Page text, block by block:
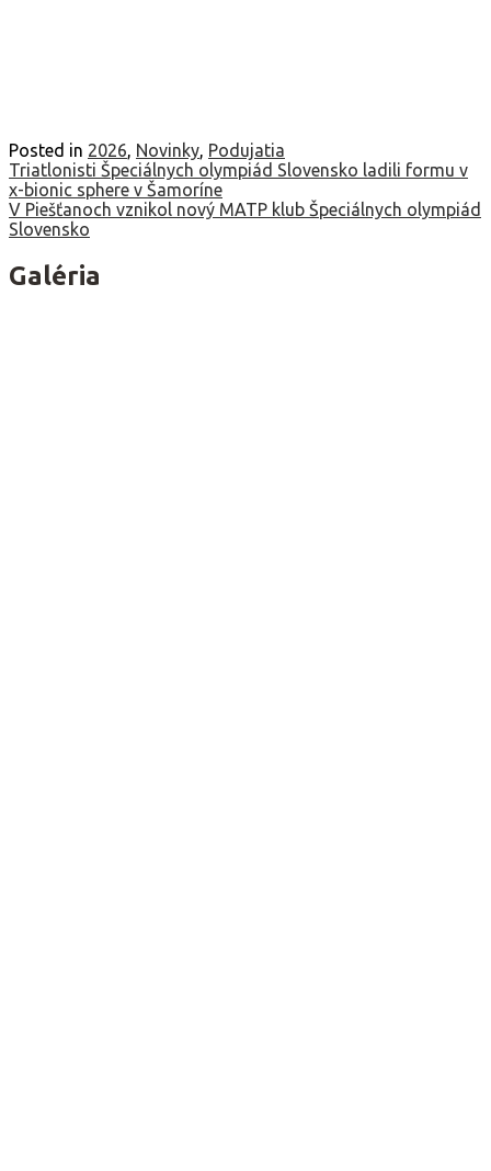
Posted in 2026, Novinky, Podujatia
Navigácia
v
článku
Triatlonisti Špeciálnych olympiád Slovensko ladili formu v
x-bionic sphere v Šamoríne
V Piešťanoch vznikol nový MATP klub Špeciálnych olympiád
Slovensko
Galéria